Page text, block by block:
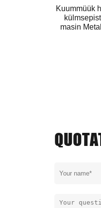
Kuummüük
masin